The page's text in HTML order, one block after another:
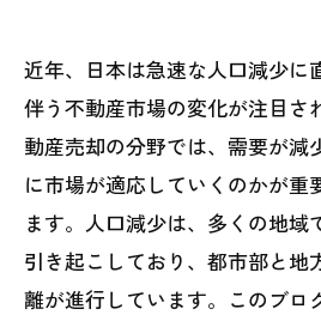
近年、日本は急速な人口減少に
伴う不動産市場の変化が注目さ
動産売却の分野では、需要が減
に市場が適応していくのかが重
ます。人口減少は、多くの地域
引き起こしており、都市部と地
離が進行しています。このブロ